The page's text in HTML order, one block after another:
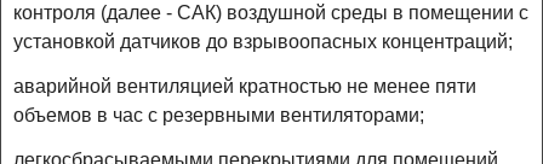
контроля (далее - САК) воздушной среды в помещении с
установкой датчиков до взрывоопасных концентраций;
аварийной вентиляцией кратностью не менее пяти
объемов в час с резервными вентиляторами;